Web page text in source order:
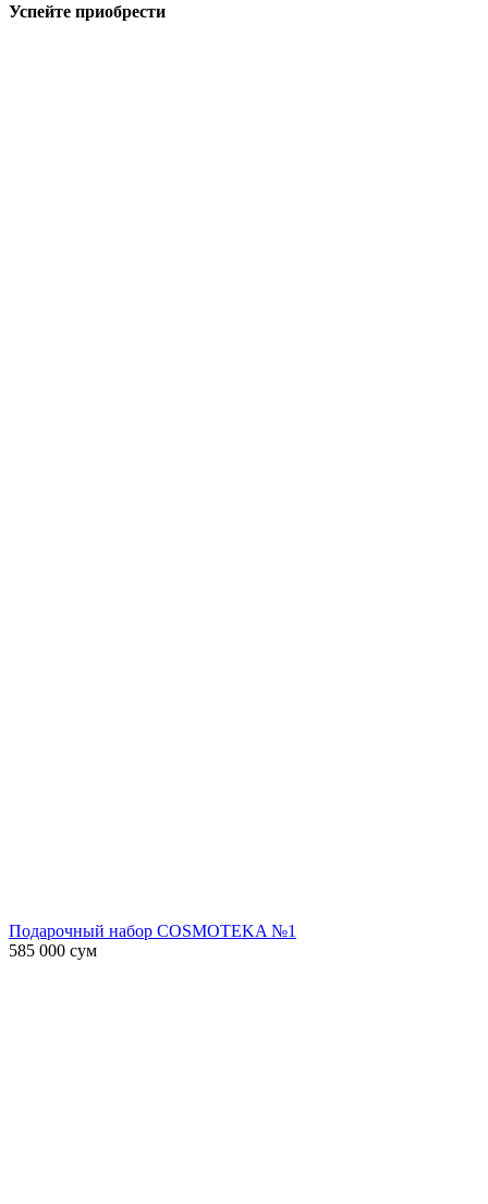
Успейте приобрести
Подарочный набор COSMOTEKA №1
585 000 сум